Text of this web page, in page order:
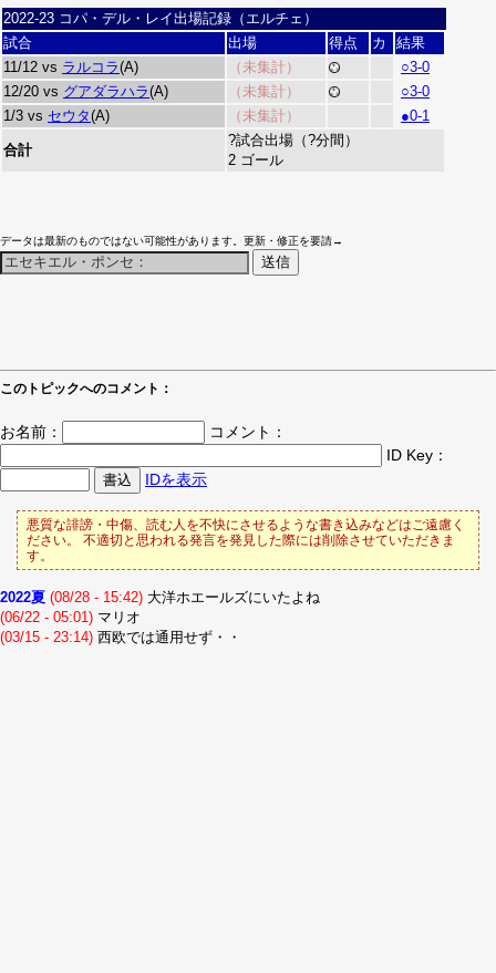
2022-23 コパ・デル・レイ出場記録（エルチェ）
試合
出場 得点 カ
結果
11/12 vs ラルコラ(A) （未集計）
○3-0
12/20 vs グアダラハラ(A) （未集計）
○3-0
1/3 vs セウタ(A) （未集計） ●0-1
合計
?試合出場（?分間）
2 ゴール
データは最新のものではない可能性があります。更新・修正を要請→
このトピックへのコメント：
お名前：
コメント：
ID Key：
IDを表示
悪質な誹謗・中傷、読む人を不快にさせるような書き込みなどはご遠慮く
ださい。 不適切と思われる発言を発見した際には削除させていただきま
す。
2022夏 (08/28 - 15:42) 大洋ホエールズにいたよね
(06/22 - 05:01) マリオ
(03/15 - 23:14) 西欧では通用せず・・